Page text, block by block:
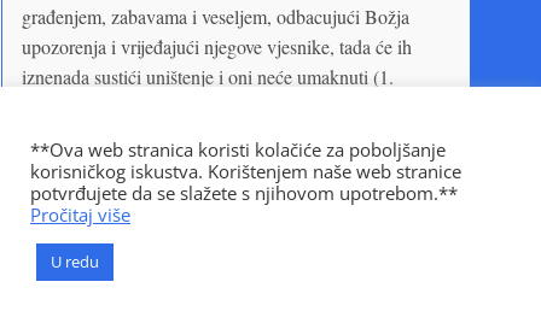
građenjem, zabavama i veseljem, odbacujući Božja
upozorenja i vrijeđajući njegove vjesnike, tada će ih
iznenada sustići uništenje i oni neće umaknuti (1.
(tekst je preuzet iz knjige Ellen G. White, "Patrijarsi i
proroci", Znaci vremena, 2020.)
Vjerovanja
**Ova web stranica koristi kolačiće za poboljšanje
korisničkog iskustva. Korištenjem naše web stranice
potvrđujete da se slažete s njihovom upotrebom.**
Pročitaj više
U redu